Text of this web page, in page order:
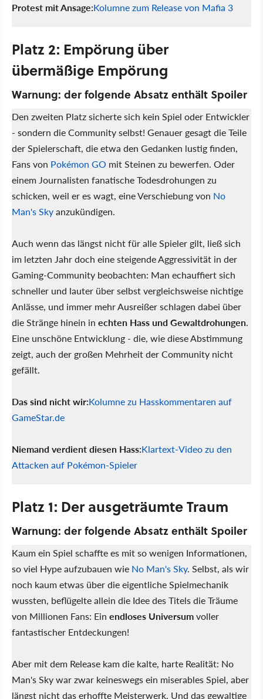
Protest mit Ansage:Kolumne zum Release von Mafia 3
Platz 2: Empörung über
übermäßige Empörung
Warnung: der folgende Absatz enthält Spoiler
Den zweiten Platz sicherte sich kein Spiel oder Entwickler
- sondern die Community selbst! Genauer gesagt die Teile
der Spielerschaft, die etwa den Gedanken lustig finden,
Fans von Pokémon GO mit Steinen zu bewerfen. Oder
einem Journalisten fanatische Todesdrohungen zu
schicken, weil er es wagt, eine Verschiebung von No
Man's Skyanzukündigen.
Auch wenn das längst nicht für alle Spieler gilt, ließ sich
im letzten Jahr doch eine steigende Aggressivität in der
Gaming-Community beobachten: Man echauffiert sich
schneller und lauter über selbst vergleichsweise nichtige
Anlässe, und immer mehr Ausreißer schlagen dabei über
die Stränge hinein in echten Hass und Gewaltdrohungen.
Eine unschöne Entwicklung - die, wie diese Abstimmung
zeigt, auch der großen Mehrheit der Community nicht
gefällt.
Das sind nicht wir:Kolumne zu Hasskommentaren auf
GameStar.de
Niemand verdient diesen Hass:Klartext-Video zu den
Attacken auf Pokémon-Spieler
Platz 1: Der ausgeträumte Traum
Warnung: der folgende Absatz enthält Spoiler
Kaum ein Spiel schaffte es mit so wenigen Informationen,
so viel Hype aufzubauen wie No Man's Sky. Selbst, als wir
noch kaum etwas über die eigentliche Spielmechanik
wussten, beflügelte allein die Idee des Titels die Träume
von Millionen Fans: Ein endloses Universumvoller
fantastischer Entdeckungen!
Aber mit dem Release kam die kalte, harte Realität: No
Man's Sky war zwar keineswegs ein miserables Spiel, aber
längst nicht das erhoffte Meisterwerk. Und das gewaltige